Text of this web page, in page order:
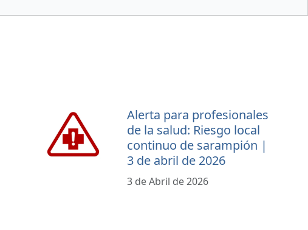
Alerta para profesionales
de la salud: Riesgo local
continuo de sarampión |
3 de abril de 2026
3 de Abril de 2026